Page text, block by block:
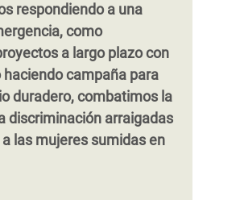
respondiendo a una
como
a largo plazo con
campaña para
duradero, combatimos la
discriminación arraigadas
las mujeres sumidas en